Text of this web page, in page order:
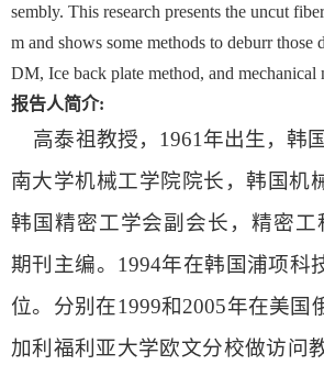
sembly. This research presents the uncut
m and shows some methods to deburr those
DM, Ice back plate method, and mechanical
报告人简介:
高泰祖教授， 1961 年出生，韩
南大学机械工学院院长，韩国机
韩国精密工学会副会长，精密工
期刊主编。 1994年在韩国浦项科
位。分别在1999和2005年在美国
加利福利亚大学欧文分校做访问